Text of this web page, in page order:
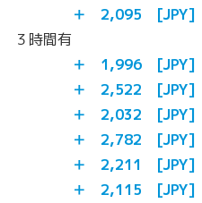
＋ 2,095 [JPY]
３時間有
＋ 1,996 [JPY]
＋ 2,522 [JPY]
＋ 2,032 [JPY]
＋ 2,782 [JPY]
＋ 2,211 [JPY]
＋ 2,115 [JPY]